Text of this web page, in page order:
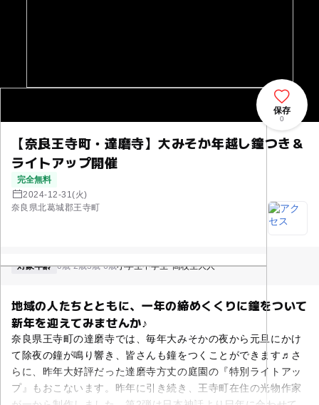
【奈良王寺町・達磨寺】大みそか年越し鐘つき＆
ライトアップ開催
完全無料
2024-12-31(火)
奈良県北葛城郡王寺町
保存
0
対象年齢 0歳-2歳3歳-6歳小学生中学生･高校生大人
地域の人たちとともに、一年の締めくくりに鐘をついて
新年を迎えてみませんか♪
奈良県王寺町の達磨寺では、毎年大みそかの夜から元旦にかけ
て除夜の鐘が鳴り響き、皆さんも鐘をつくことができます♬さ
らに、昨年大好評だった達磨寺方丈の庭園の『特別ライトアッ
プ』もおこないます。昨年に引き続き、王寺町在住の光物作家